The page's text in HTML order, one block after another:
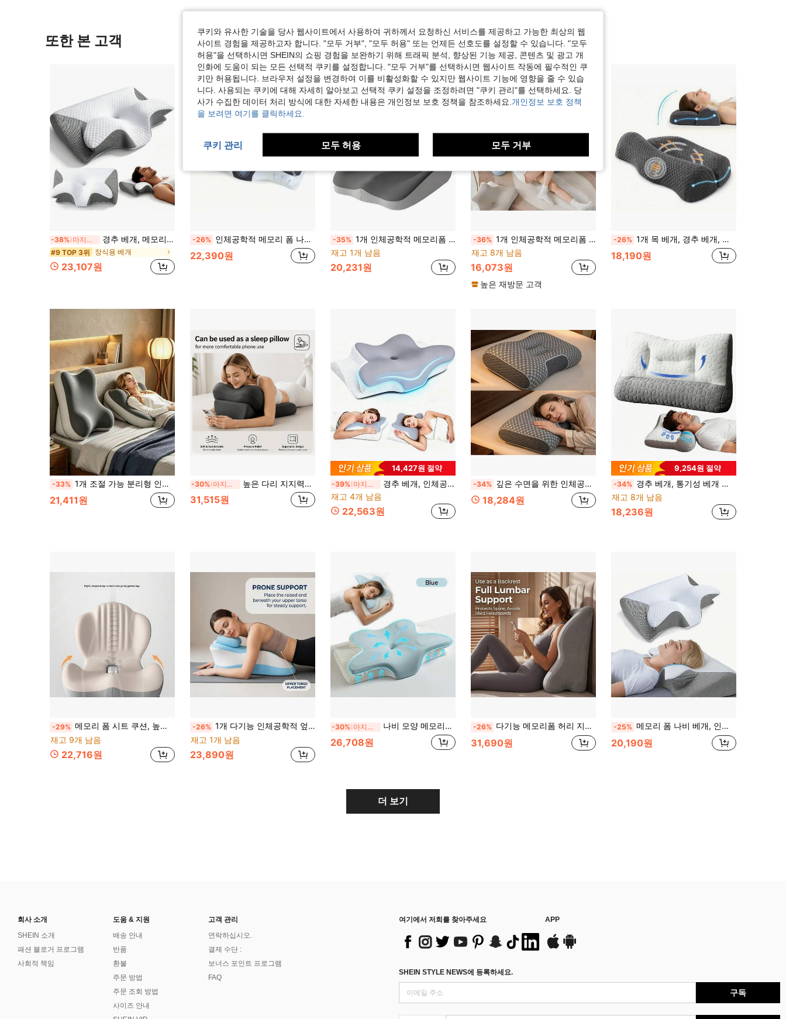
또한 본 고객
-38% 마지막 2일 경추 베개, 메모리폼 목 및 어깨 베개, 2단계 높이 인체공학 베개, 목 지지 베개, 조절 가능한 경추 베개, 편안한 수면, 무취 인체공학 컨투어 메모리폼 베개, 옆으로, 등으로, 엎드려 자는 사람에게 적합한 침대 베개
#9 TOP 3위 장식용 베개
23,107원
-26% 인체공학적 메모리 폼 나비 목 베개, 옆으로 자는 사람, 등으로 자는 사람, 배로 자는 사람에게 적합
22,390원
-35% 1개 인체공학적 메모리폼 쿠션 허리 지지대 디자인, L자형 메모리폼 시트 쿠션, 자동차, 트럭 운전사, 사무실 의자, 게이밍 의자에 적합, 장시간 앉아 있을 때 편안한 지지 제공, 개학 필수품
재고 1개 남음
20,231원
-36% 1개 인체공학적 메모리폼 엎드려 자는 베개, 부드럽고 단단한 이중 용도 등받이 베개, 다중 자세 목 지지 베개, 침실, 옆으로 누워 자는 자세, 분리 및 세탁 가능, 침대, 소파, 독서, 여행 및 침실에 적합
재고 8개 남음
16,073원
높은 재방문 고객
-26% 1개 목 베개, 경추 베개, 인체공학적 디자인 헤드레스트, 목과 어깨 지지 베개, 옆으로, 등으로, 배로 자는 사람에게 적합
18,190원
-33% 1개 조절 가능 분리형 인체공학적 메모리폼 웨지 베개, 경사 다리 지지 쿠션, 침대, 소파, 독서, 여행, 침실용 다기능 등받이 베개
21,411원
-30% 마지막 3일 높은 다리 지지력과 인체공학적 설계의 다기능 메모리폼 웨지 베개, 침대에서 독서 및 휴대폰 사용에 적합, 압력 완화 및 위식도 역류 완화, 건강하고 편안한 수면 촉진
31,515원
14,427원 절약
-39% 마지막 날
경추 베개, 인체공학적 메모리폼 목 베개, 조절 가능한 윤곽 목 지지 베개, 이중 높이 조절 가능한 윤곽 메모리폼 베개, 옆으로, 등으로, 배로 자는 사람에게 적합, 목과 어깨 지지, 편안한 수면
재고 4개 남음
22,563원
-34% 깊은 수면을 위한 인체공학적 경추 베개, 부드럽고 통기성 있는 지지 베개, 편안한 수면 패드, 옆으로, 등으로, 배로 자는 사람에게 적합, 가정 침실 일상 휴식 베개, 성인 남녀용
18,284원
9,254원 절약
-34% 경추 베개, 통기성 베개 커버가 있는 인체공학적 목 완화 베개, 조절 가능한 윤곽 목 지지 베개, 옆으로, 등으로, 배로 자는 사람에게 적합, 침대 베개, 경추 보호, 목 불편함 완화, 부드러운 베개
재고 8개 남음
18,236원
-29% 메모리 폼 시트 쿠션, 높이 올린 등받이가 있는 인체 공학적 디자인, 통기성 있는 속이 빈 중앙, 사무실 의자 패드, 엉덩이 쿠션, 장시간 앉아있을 때 피로를 방지, 다양한 시나리오에 적합
재고 9개 남음
22,716원
-26% 1개 다기능 인체공학적 엎드려 자는 베개, 분리 가능한 조절식 헤드레스트 메모리폼 지지 패드, 지퍼형 세탁 가능한 커버 포함, 가슴 압박 없는 경추 견인 베개, 독서, TV 시청, 친밀한 상호작용에 적합
재고 1개 남음
23,890원
-30% 마지막 3일 나비 모양 메모리폼 경추 베개 - 인체공학적 디자인, 천천히 반발하는 휴식, 침구, 옆으로 누워 자는 사람과 등으로 누워 자는 사람에게 적합, 세탁 가능한 베개 커버 포함
26,708원
-26% 다기능 메모리폼 허리 지지 베개, 인체공학적 디자인, 장시간 앉아 있는 사람에게 적합, 다리와 허리의 불편함을 완화, 앉거나 누운 자세에서 사용, 다리 높이 지지, 휴일 선물, 결혼 선물, 하루 종일 편안함, 야외 정원 좌석 쿠션
31,690원
-25% 메모리 폼 나비 베개, 인체공학적 목 지지 및 이완 기능, 등/옆으로 자는 사람에게 적합, 수면의 질 향상에 도움, 가족을 위한 훌륭한 선물, 모든 계절에 적합
20,190원
더 보기
회사 소개
SHEIN 소개
패션 블로거 프로그램
사회적 책임
도움 & 지원
배송 안내
반품
환불
주문 방법
주문 조회 방법
사이즈 안내
고객 관리
연락하십시오.
결제 수단 :
보너스 포인트 프로그램
FAQ
여기에서 저희를 찾아주세요 APP
SHEIN STYLE NEWS에 등록하세요.
구독
쿠키와 유사한 기술을 당사 웹사이트에서 사용하여 귀하께서 요청하신 서비스를 제공하고 가능한 최상의 웹
사이트 경험을 제공하고자 합니다. "모두 거부", "모두 허용" 또는 언제든 선호도를 설정할 수 있습니다. "모두
허용"을 선택하시면 SHEIN의 쇼핑 경험을 보완하기 위해 트래픽 분석, 향상된 기능 제공, 콘텐츠 및 광고 개
인화에 도움이 되는 모든 선택적 쿠키를 설정합니다. "모두 거부"를 선택하시면 웹사이트 작동에 필수적인 쿠
키만 허용됩니다. 브라우저 설정을 변경하여 이를 비활성화할 수 있지만 웹사이트 기능에 영향을 줄 수 있습
니다. 사용되는 쿠키에 대해 자세히 알아보고 선택적 쿠키 설정을 조정하려면 "쿠키 관리"를 선택하세요. 당
사가 수집한 데이터 처리 방식에 대한 자세한 내용은 개인정보 보호 정책을 참조하세요. 개인정보 보호 정책
을 보려면 여기를 클릭하세요.
쿠키 관리 모두 허용 모두 거부